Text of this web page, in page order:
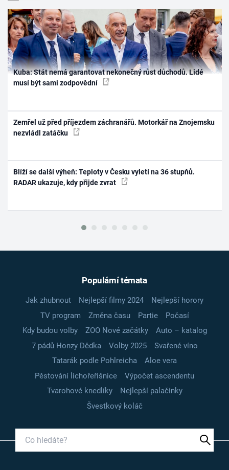
Kuba: Stát nemá garantovat nekonečný růst důchodů. Lidé
musí být sami zodpovědní
Zemřel už před příjezdem záchranářů. Motorkář na Znojemsku
nezvládl zatáčku
Blíží se další výheň: Teploty v Česku vyletí na 36 stupňů.
RADAR ukazuje, kdy přijde zvrat
Populární témata
Jak zhubnout Nejlepší filmy 2024
Nejlepší horory
TV program
Změna času Partie
Počasí
Kdy budou volby
ZOO Nové začátky
Auto – katalog
7 pádů Honzy Dědka
Volby 2025
Svařené víno
Tatarák podle Pohlreicha
Aloe vera
Pěstování lichořeřišnice
Výpočet ascendentu
Tvarohové knedlíky
Nejlepší palačinky
Švestkový koláč